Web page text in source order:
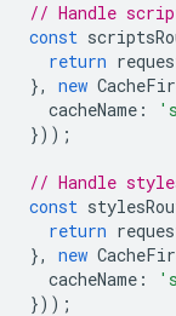
// Handle
const
return
},
new
cacheName :
}));
// Handle
const
return
},
new
cacheName :
}));